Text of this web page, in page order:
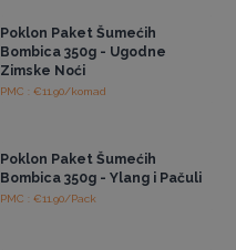
Poklon Paket Šumećih
Bombica 350g - Ugodne
Zimske Noći
PMC : €11.90/komad
Poklon Paket Šumećih
Bombica 350g - Ylang i Pačuli
PMC : €11.90/Pack